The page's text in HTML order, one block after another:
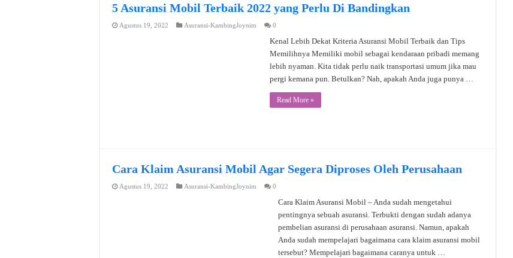
5 Asuransi Mobil Terbaik 2022 yang Perlu Di Bandingkan
Agustus 19, 2022 Asuransi-KambingJoynim 0
Kenal Lebih Dekat Kriteria Asuransi Mobil Terbaik dan Tips
Memilihnya Memiliki mobil sebagai kendaraan pribadi memang
lebih nyaman. Kita tidak perlu naik transportasi umum jika mau
pergi kemana pun. Betulkan? Nah, apakah Anda juga punya …
Read More »
Cara Klaim Asuransi Mobil Agar Segera Diproses Oleh Perusahaan
Agustus 19, 2022 Asuransi-KambingJoynim 0
Cara Klaim Asuransi Mobil – Anda sudah mengetahui
pentingnya sebuah asuransi. Terbukti dengan sudah adanya
pembelian asuransi di perusahaan asuransi. Namun, apakah
Anda sudah mempelajari bagaimana cara klaim asuransi mobil
tersebut? Mempelajari bagaimana caranya untuk …